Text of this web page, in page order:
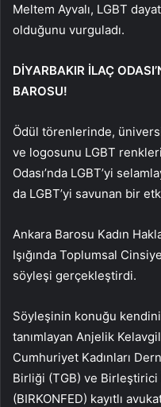
Meltem Ayvalı, LGBT
olduğunu vurguladı.
DİYARBAKIR İLAÇ
BAROSU!
Ödül törenlerinde,
ve logosunu LGBT
Odası’nda LGBT’yi
da LGBT’yi savunan bir
Ankara Barosu Kadın
Işığında Toplumsal
söyleşi gerçekleştirdi.
Söyleşinin konuğu
tanımlayan Anjelik
Cumhuriyet Kadınları
Birliği (TGB) ve Birleştirici
(BIRKONFED) kayıtlı